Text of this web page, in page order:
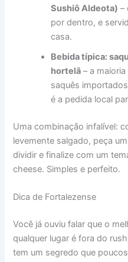
Sushiô Aldeota) –
por dentro, e
casa.
Bebida típica:
hortelã – a
saquês
é a pedida local
Uma combinação infalível:
levemente salgado, peça
dividir e finalize com um
cheese. Simples e perfeito.
Dica de Fortalezense
Você já ouviu falar que o
qualquer lugar é fora do
tem um segredo que